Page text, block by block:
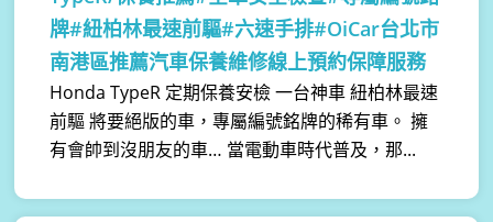
牌#紐柏林最速前驅#六速手排#OiCar台北市
南港區推薦汽車保養維修線上預約保障服務
Honda TypeR 定期保養安檢 一台神車 紐柏林最速
前驅 將要絕版的車，專屬編號銘牌的稀有車。 擁
有會帥到沒朋友的車… 當電動車時代普及，那...